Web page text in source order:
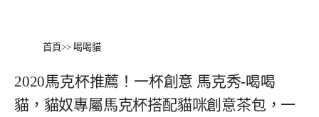
首頁>> 喝喝貓
2020馬克杯推薦！一杯創意 馬克秀-喝喝
貓，貓奴專屬馬克杯搭配貓咪創意茶包，一